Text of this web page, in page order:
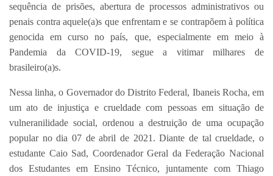
sequência de prisões, abertura de processos administrativos ou
penais contra aquele(a)s que enfrentam e se contrapõem à política
genocida em curso no país, que, especialmente em meio à
Pandemia da COVID-19, segue a vitimar milhares de
brasileiro(a)s.
Nessa linha, o Governador do Distrito Federal, Ibaneis Rocha, em
um ato de injustiça e crueldade com pessoas em situação de
vulneranilidade social, ordenou a destruição de uma ocupação
popular no dia 07 de abril de 2021. Diante de tal crueldade, o
estudante Caio Sad, Coordenador Geral da Federação Nacional
dos Estudantes em Ensino Técnico, juntamente com Thiago